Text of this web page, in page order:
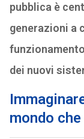
pubblica è
generazioni a
dei nuovi
mondo